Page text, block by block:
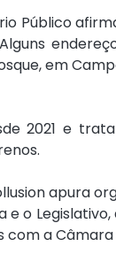
Público
em
2021 e
apura
o Legislativo,
com a